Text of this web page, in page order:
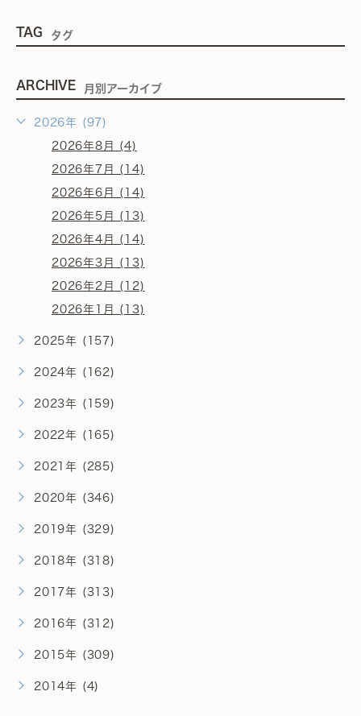
TAG タグ
ARCHIVE 月別アーカイブ
2026年 (97)
2026年8月 (4)
2026年7月 (14)
2026年6月 (14)
2026年5月 (13)
2026年4月 (14)
2026年3月 (13)
2026年2月 (12)
2026年1月 (13)
2025年 (157)
2024年 (162)
2023年 (159)
2022年 (165)
2021年 (285)
2020年 (346)
2019年 (329)
2018年 (318)
2017年 (313)
2016年 (312)
2015年 (309)
2014年 (4)